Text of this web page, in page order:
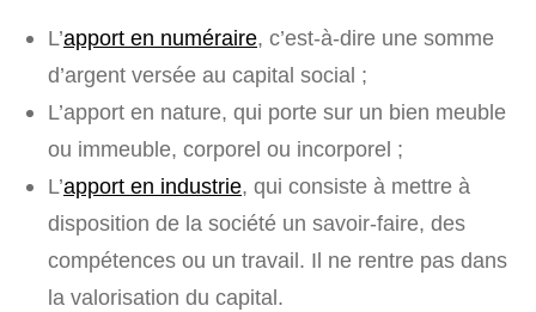
L’apport en numéraire, c’est-à-dire une somme
d’argent versée au capital social ;
L’apport en nature, qui porte sur un bien meuble
ou immeuble, corporel ou incorporel ;
L’apport en industrie, qui consiste à mettre à
disposition de la société un savoir-faire, des
compétences ou un travail. Il ne rentre pas dans
la valorisation du capital.